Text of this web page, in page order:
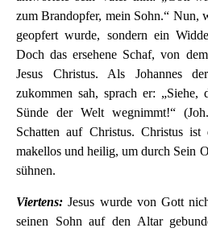
zum Brandopfer, mein Sohn.“ Nun,
geopfert wurde, sondern ein
Doch das ersehene Schaf, von
Jesus Christus. Als Johannes
zukommen sah, sprach er: „Siehe,
Sünde der Welt wegnimmt!“
Schatten auf Christus. Christus
makellos und heilig, um durch Sein
sühnen.
Viertens: Jesus wurde von Gott
seinen Sohn auf den Altar